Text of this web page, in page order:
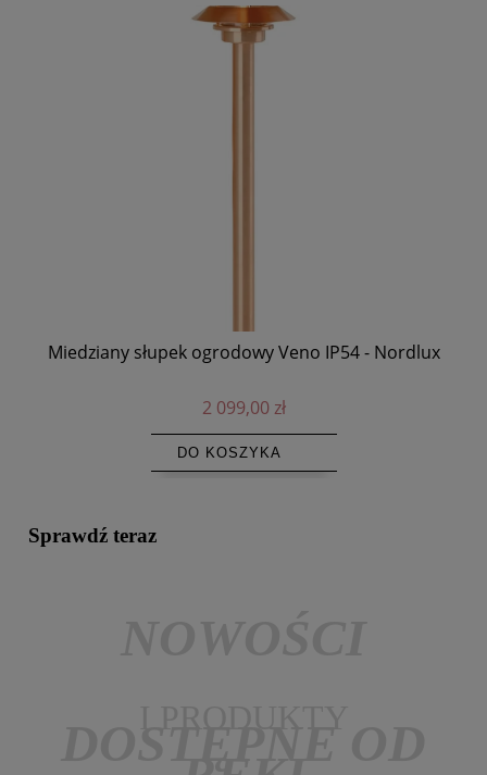
Miedziany słupek ogrodowy Veno IP54 - Nordlux
2 099,00 zł
DO KOSZYKA
Sprawdź teraz